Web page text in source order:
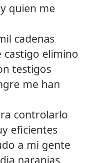
quien me
cadenas
castigo elimino
testigos
me han
controlarlo
eficientes
a mi gente
naranjas